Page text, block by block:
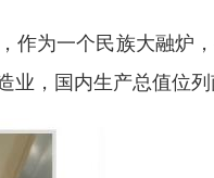
作为一个民族大融炉
，国内生产总值位